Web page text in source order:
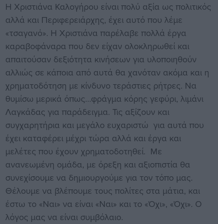
Η Χριστιάνα Καλογήρου είναι πολύ αξία ως πολιτικός
αλλά και Περιφερειάρχης, έχει αυτό που λέμε
«τσαγανό». Η Χριστιάνα παρέλαβε πολλά έργα
καραβοφάναρα που δεν είχαν ολοκληρωθεί και
απαιτούσαν δεξιότητα κινήσεων για υλοποιηθούν
αλλιώς σε κάποια από αυτά θα χανόταν ακόμα και η
χρηματοδότηση με κίνδυνο τεράστιες ρήτρες. Να
θυμίσω μερικά όπως…φράγμα κόρης γεφύρι, λιμάνι
Λαγκάδας για παράδειγμα. Τις αξίζουν και
συγχαρητήρια και μεγάλο ευχαριστώ για αυτά που
έχει καταφέρει μέχρι τώρα αλλά και έργα και
μελέτες που έχουν χρηματοδοτηθεί. Με
ανανεωμένη ομάδα, με όρεξη και αξιοπιστία θα
συνεχίσουμε να δημιουργούμε για τον τόπο μας.
Θέλουμε να βλέπουμε τους πολίτες στα μάτια, και
έστω το «Ναι» να είναι «Ναι» και το «Όχι», «Όχι». Ο
λόγος μας να είναι συμβόλαιο.